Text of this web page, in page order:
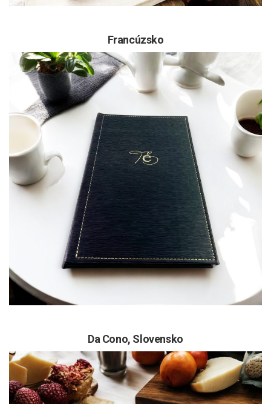
Francúzsko
Da Cono, Slovensko